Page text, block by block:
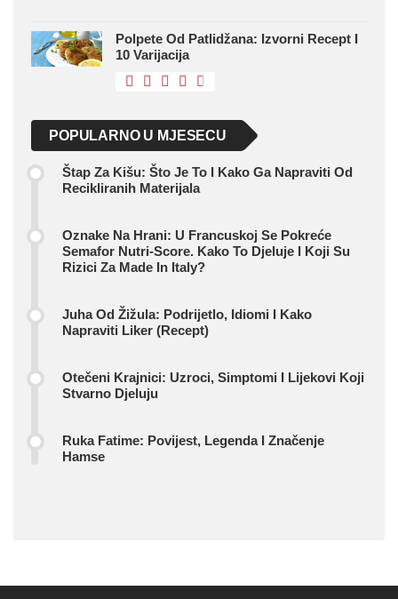
Polpete Od Patlidžana: Izvorni Recept I
10 Varijacija
POPULARNO U MJESECU
Štap Za Kišu: Što Je To I Kako Ga Napraviti Od
Recikliranih Materijala
Oznake Na Hrani: U Francuskoj Se Pokreće
Semafor Nutri-Score. Kako To Djeluje I Koji Su
Rizici Za Made In Italy?
Juha Od Žižula: Podrijetlo, Idiomi I Kako
Napraviti Liker (recept)
Otečeni Krajnici: Uzroci, Simptomi I Lijekovi Koji
Stvarno Djeluju
Ruka Fatime: Povijest, Legenda I Značenje
Hamse